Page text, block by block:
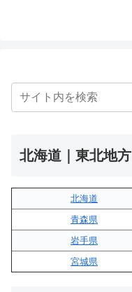
北海道｜東北地方
北海道
青森県
岩手県
宮城県